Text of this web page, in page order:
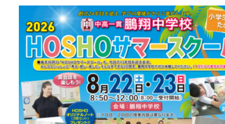
ゲ
ー
シ